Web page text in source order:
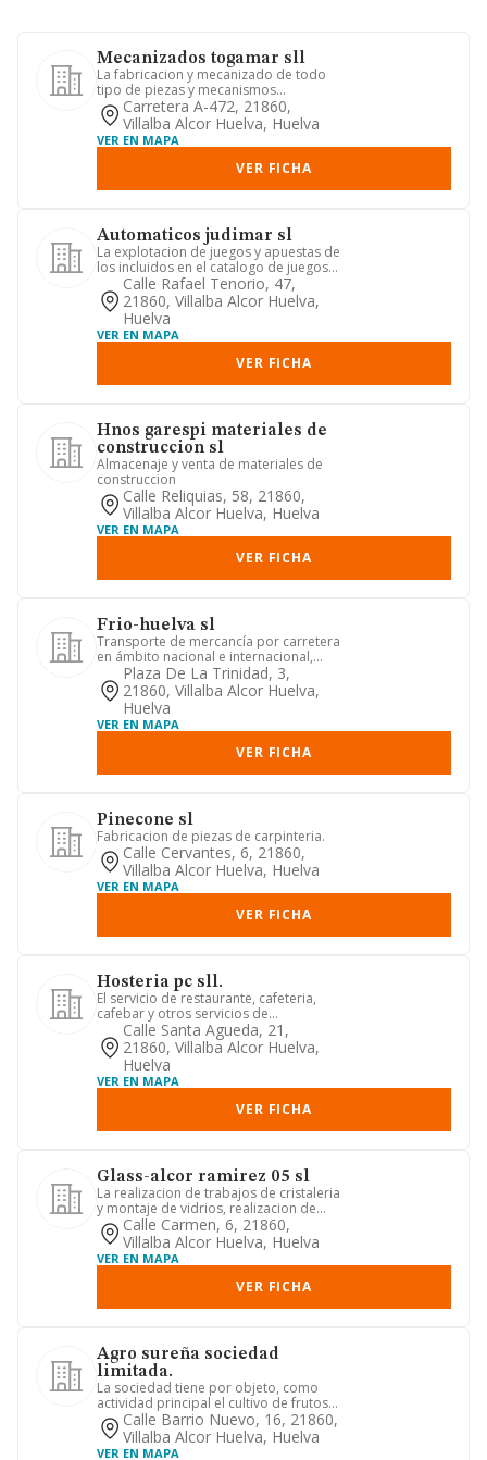
Mecanizados togamar sll
La fabricacion y mecanizado de todo
tipo de piezas y mecanismos
industriales.
Carretera A-472, 21860,
Villalba Alcor Huelva, Huelva
VER EN MAPA
VER FICHA
Automaticos judimar sl
La explotacion de juegos y apuestas de
los incluidos en el catalogo de juegos
autorizados y de form...
Calle Rafael Tenorio, 47,
21860, Villalba Alcor Huelva,
Huelva
VER EN MAPA
VER FICHA
Hnos garespi materiales de
construccion sl
Almacenaje y venta de materiales de
construccion
Calle Reliquias, 58, 21860,
Villalba Alcor Huelva, Huelva
VER EN MAPA
VER FICHA
Frio-huelva sl
Transporte de mercancía por carretera
en ámbito nacional e internacional,
principalmente en cámaras...
Plaza De La Trinidad, 3,
21860, Villalba Alcor Huelva,
Huelva
VER EN MAPA
VER FICHA
Pinecone sl
Fabricacion de piezas de carpinteria.
Calle Cervantes, 6, 21860,
Villalba Alcor Huelva, Huelva
VER EN MAPA
VER FICHA
Hosteria pc sll.
El servicio de restaurante, cafeteria,
cafebar y otros servicios de
alimentacion propio de la resta...
Calle Santa Agueda, 21,
21860, Villalba Alcor Huelva,
Huelva
VER EN MAPA
VER FICHA
Glass-alcor ramirez 05 sl
La realizacion de trabajos de cristaleria
y montaje de vidrios, realizacion de
trabajos de forja y ...
Calle Carmen, 6, 21860,
Villalba Alcor Huelva, Huelva
VER EN MAPA
VER FICHA
Agro sureña sociedad
limitada.
La sociedad tiene por objeto, como
actividad principal el cultivo de frutos
con hueso y pepitas -cn...
Calle Barrio Nuevo, 16, 21860,
Villalba Alcor Huelva, Huelva
VER EN MAPA